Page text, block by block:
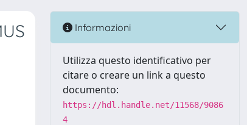
Informazioni
Utilizza questo identificativo per
citare o creare un link a questo
documento:
https://hdl.handle.net/11568/9086
4